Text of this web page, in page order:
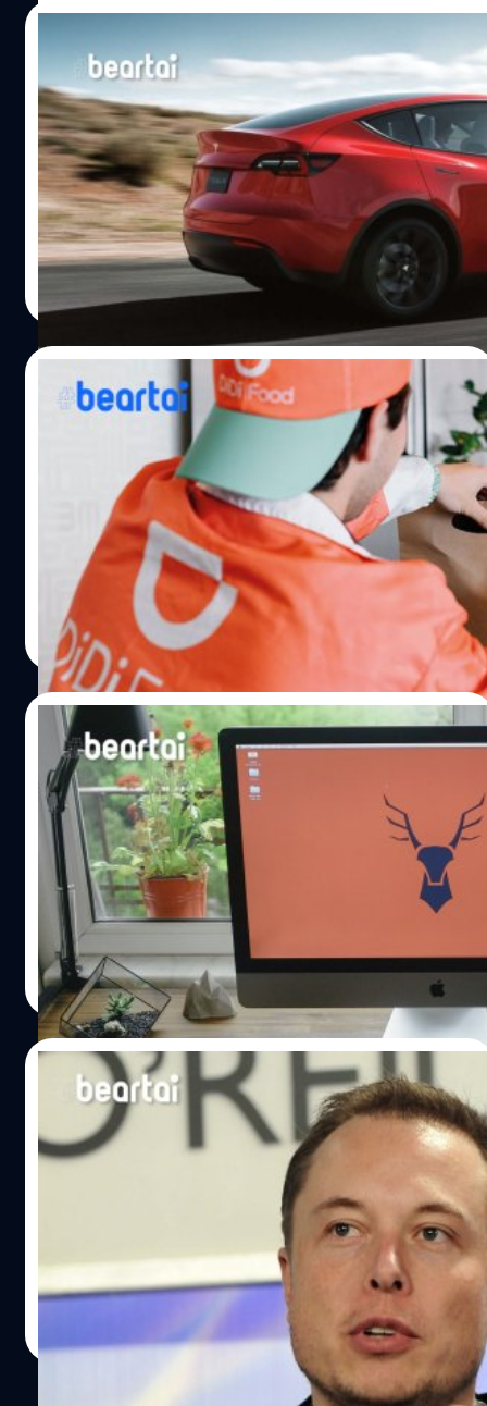
ทุ่มงบโฆษณาต้องตัดงบส่วนนี้ออกไป ซึ่งจะทำให้อุตสาหกรรม
ข่าวมีรายได้น้อยลงและอาจไม่มีเงินเพียงพอในการดูแลคนทำ
ข่าว 15 เมษายน มูลนิธิ Google News ได้ประกาศเปิดตัว
กองทุนบรรเทาทุกข์สำนักข่าวฉุกเฉิน (Journalism
Emergency Relief Fund) เพื่อมอบความช่วยเหลือแก่สำนัก
ข่าวขนาดเล็ก ขนาดกลาง และสำนักข่าวท้องถิ่นหลายพันทั่ว
โลก ซึ่งเงินทุนนี้จะเปิดให้กับองค์กรข่าวที่ผลิตข่าวอยู่แล้ว
(อย่างน้อย 12 เดือน) นำเสนอให้กับชุมชนในท้องถิ่นระหว่าง
ช่วงเวลาที่วิกฤตินี้ ซึ่งเงินทุนที่มอบให้จะเริ่มจากหลักพัน
เหรียญสหรัฐฯ สำหรับสำนักข่าวท้องถิ่นขนาดเล็กไปจนถึงหลัก
หมื่นเหรียญสหรัฐฯ สำหรับสำนักข่าวขนาดใหญ่ที่มีขนาดแตก
ต่างกันไปตามภูมิภาคและสำนักข่าวในประเทศไทยก็ได้รับ
สิทธิ์นี้ด้วย สำนักข่าวสามารถสมัครขอรับทุนได้ตั้งแต่วันที่ 15 -
29 เมษายน 2020 เวลา 23.59 น. (เวลาแปซิฟิก) ผ่านการก
รอกแบบฟอร์มออนไลน์ ผู้สมัครจะได้รับแจ้งสถานะการสมัคร
ทางอีเมลโดยเร็วที่สุด แล้วจะมีการพิจารณาและมอบทุนต่อไป
นอกจาก Google แล้วเมื่อ 30 มีนาคม…
Tesla เปิดตัวเลขไตรมาสแรกดีที่สุดเท่าที่เคยมี
มาผลิตรถยนต์ได้ 102,672 คัน ส่งมอบ
88,400 คัน
พฤหัสบดีที่ 2 เมษายน Tesla ประกาศว่าในไตรมาสที่ 1 ของปี
2020 ที่สิ้นสุดลงเมื่อวันที่ 31 มีนาคม บริษัทสามารถผลิต
รถยนต์ได้ 102,672 คัน และส่งมอบรถยนต์ได้ 88,400 คัน จัด
ว่าเป็นผลการดำเนินงานไตรมาสแรกที่ดีที่สุดของบริษัทเท่าที่
เคยมีมา และกล่าวว่าจำนวนการส่งมอบสุดท้ายอาจจะสูงกว่า
นั้น เนื่องจากบริษัทนับเฉพาะรถยนต์ที่โอนไปยังลูกค้าแล้วและ
เอกสารทั้งหมดถูกต้อง Tesla ไม่ได้เปิดเผยตัวเลขของรถยนต์
ตามรุ่น โดยให้ข้อมูลว่ารถยนต์ Tesla Model S/X ผลิตได้
15,390 คัน ส่งมอบแล้ว 12,200 คัน และรถยนต์ Tesla Model
3/Y ผลิตได้ 87,282 คัน ส่งมอบแล้ว 76,200 คัน แต่เป็นที่น่า
สังเกตว่าการผลิตรถยนต์ Tesla Model Y เพิ่งเริ่มในเดือน
มกราคมและเพิ่งเริ่มส่งมอบในเดือนมีนาคม จากรายงาน
ตัวเลขในไตรมาสแรกถือว่าเป็นการเติบโตที่ต่อเนื่องของ Tesla
หลังส่งท้ายปี 2019 ด้วยตัวเลขการส่งมอบรถยนต์ของบริษัทที่
367,500 คันเติบโตขึ้น 50%…
ศิลา วงศ์เจริญ| 2317 days ago
16/03/2020
Didi เปิดบริการจัดส่งของชำหลังการแพร่
ระบาดของไวรัสโคโรนาในจีนทำให้การเรียกรถ
Didi Chuxing Technology Co. แอปให้บริการเรียกรถของจีน
หลังจากมีการแพร่ระบาดของไวรัสโคโรนาในจีนอย่างแสน
สาหัสจนถึงขั้นปิดเมือง ทำให้บริษัทได้รับผลกระทบมีความ
ต้องการในการเรียกรถเพื่อเดินทางน้อยลงอย่างมาก เนื่องจาก
ไวรัสโคโรนาที่แพร่ระบาดในประเทศจีนถิ่นกำเนิดอย่างรวดเร็ว
โดยไม่ทันตั้งตัว ทำให้รัฐบาลได้มีมาตรการขั้นเด็ดขาดสั่งปิด
ประเทศและปิดเมือง งดเฉลิมฉลองเทศกาลตรุษจีน และสั่ง
หยุดงาน เพื่อกักกันการแพร่ระบาดอย่างเข้มงวด ทำให้
กิจกรรมและธุรกิจหยุดชะงัก จนล่าสุดการสู้ไวรัสโคโรนาของ
จีนได้บรรลุผลที่เห็นได้ชัดจากสถิติผู้ติดเชื้อในแต่ละวันเริ่มลด
น้อยลง 16 มีนาคม Didi ได้เปิดตัวบริการจัดส่งของชำและ
สินค้าไปใน 21 เมืองของจีน เพื่อต้องการสร้างรายได้ให้กับคน
ขับรถที่มีการใช้บริการเรียกรถน้อยลง ซึ่งแม้ว่าสถานการณ์การ
แพร่ระบาดของไวรัสโคโรนาในจีนกำลังดีขึ้น แต่มีประชาชน
ส่วนหนึ่งยังลังเลที่จะออกไปซื้อของนอกบ้าน จึงมีความ
ต้องการสั่งซื้อของชำและกาแฟผ่านแอป Didi บนมือถือเพิ่ม
มากขึ้น ซึ่งจะมีคนขับไปซื้อสินค้าเหล่านั้นและจัดส่งให้ถึงบ้าน
Didi กล่าวว่าทุกภาคส่วนของสังคมกำลังกลับมาทำงานและ
ดำเนินการผลิตอย่างต่อเนื่อง แต่ผลกระทบจากการแพร่
ระบาดของไวรัสยังไม่หมด ซึ่งบริการส่งของชำจะช่วยให้ผู้คน
พักอาศัยอยู่กับบ้านและคนขับรถของ Didi จะได้มีโอกาสใน
การสร้างรายได้อีกด้วย เมืองที่จะเปิดให้บริการ ได้แก่ เซี่ยงไฮ้
เมืองทางตะวันออกของหางโจว และเมืองทางตะวันตกของเฉิง
ตู รวมทั้งจะขยายบริการสู่เมืองต่าง ๆ หากมีความต้องการเป็น
ตัวยืนยันว่ามากพอ และวางแผนที่จะเปิดตัวบริการจัดส่งให้
ลูกค้าได้รับของอย่างรวดเร็ว นอกจาก Didi แล้วในประเทศจีน
ยังมีบริการสั่งและจัดส่งอาหาร เช่น Meituan-Dianping
เว็บไซต์บริการจัดส่งอาหารและสินค้าอุปโภคบริโภค และ
ele.me แพลตฟอร์มให้บริการจัดส่งอาหารออนไลน์โดย
Alibaba Group Holding Ltd.…
ศิลา วงศ์เจริญ | 2335 days ago
Read More
02/02/2020
สบายขึ้น! Apple กำลังเปิดให้บริการซ่อมนอก
สถานที่ในบางเมืองของสหรัฐ
ในชีวิตความเป็นจริงเป็นเรื่องยุ่งยากสำหรับผู้ใช้อุปกรณ์
Apple ที่จะนำเครื่องไปซ่อม ไม่ว่าจะยกเครื่องไปซ่อมเองที่ร้าน
หรือส่งอีเมลติดต่อเจ้าหน้าที่ โดยเฉพาะผู้ใช้ iMac หรือ Mac
Pro หลายคนอาจยุ่งไม่มีเวลาหรือไม่อยากที่จะยกเครื่องไป
ซ่อมที่ห้างสรรพสินค้า ข่าวดีตอนนี้สาวก Apple ในสหรัฐ
สามารถจองการซ่อมนอกสถานที่ในเว็บ Apple ได้แล้ว โดย
เมื่อเข้าไปที่เว็บไซต์สนับสนุนในการแจ้งซ่อมอุปกรณ์ หลังจาก
ระบุอุปกรณ์และอาการที่ต้องการซ่อม จากนั้นเลือกที่
Schedule a Repair (นัดหมายการซ่อม) ต่อมาเลือกพื้นที่ของ
ลูกค้า ก็จะแสดงรายชื่อผู้ให้บริการซ่อมอุปกรณ์ที่อยู่ในเครือ
ข่ายของ Apple หรือ Genius Bar และมีบริการซ่อมนอกสถาน
ที่ให้เลือกด้วย ซึ่งเป็น Go Tech Services คือผู้ให้บริการที่ได้
รับอนุญาตจาก Apple (ไม่ใช่เจ้าหน้าที่ของ Apple มาซ่อมเอง)
และสามารถแจ้งซ่อมได้เฉพาะผ่านเว็บไซต์สนับสนุนของ
Apple เท่านั้น ตัวเลือกการซ่อมนอกสถานที่ของ Go Tech
Services จะมีแสดงให้ลูกค้าเลือก เมื่อกำหนดที่อยู่ในเมืองที่
รองรับเท่านั้น ได้แก่ San Francisco, Los Angeles, New
York,…
ศิลา วงศ์เจริญ| 2378 days ago
Read More
16/01/2020
Tesla เดินหน้าแผนเปิดศูนย์การออกแบบและ
วิจัยในจีนโดยเริ่มรับสมัครพนักงานแล้ว
7 มกราคม Tesla ได้ส่งมอบรถยนต์ Tesla Model 3 ที่ผลิตใน
เซี่ยงไฮ้ออกสู่สาธารณชนในจีนตามแผนที่ได้ประกาศไว้ ซึ่ง
เป็นก้าวแรกของ Elon Musk ซีอีโอแห่ง Tesla จะบุกตลาด
รถยนต์ที่ใหญ่ที่สุดของโลกในประเทศจีน และในพิธีการส่ง
มอบรถยนต์อย่างเป็นทางการครั้งแรก Musk ประกาศว่าจะ
สร้างรถยนต์ SUV Model Y ราคาถูกในโรงงานที่เซี่ยงไฮ้และมี
แผนจะเปิดศูนย์ออกแบบรถยนต์ในจีนสำหรับเป็นต้นแบบผลิต
ขายทั่วโลก Musk กล่าวเสริมว่าจะเพิ่มเงินลงทุนเพื่อสร้าง
ศิลา วงศ์เจริญ| 2395 days ago